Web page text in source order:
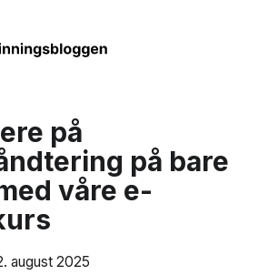
på
på bare
våre e-
august 2025